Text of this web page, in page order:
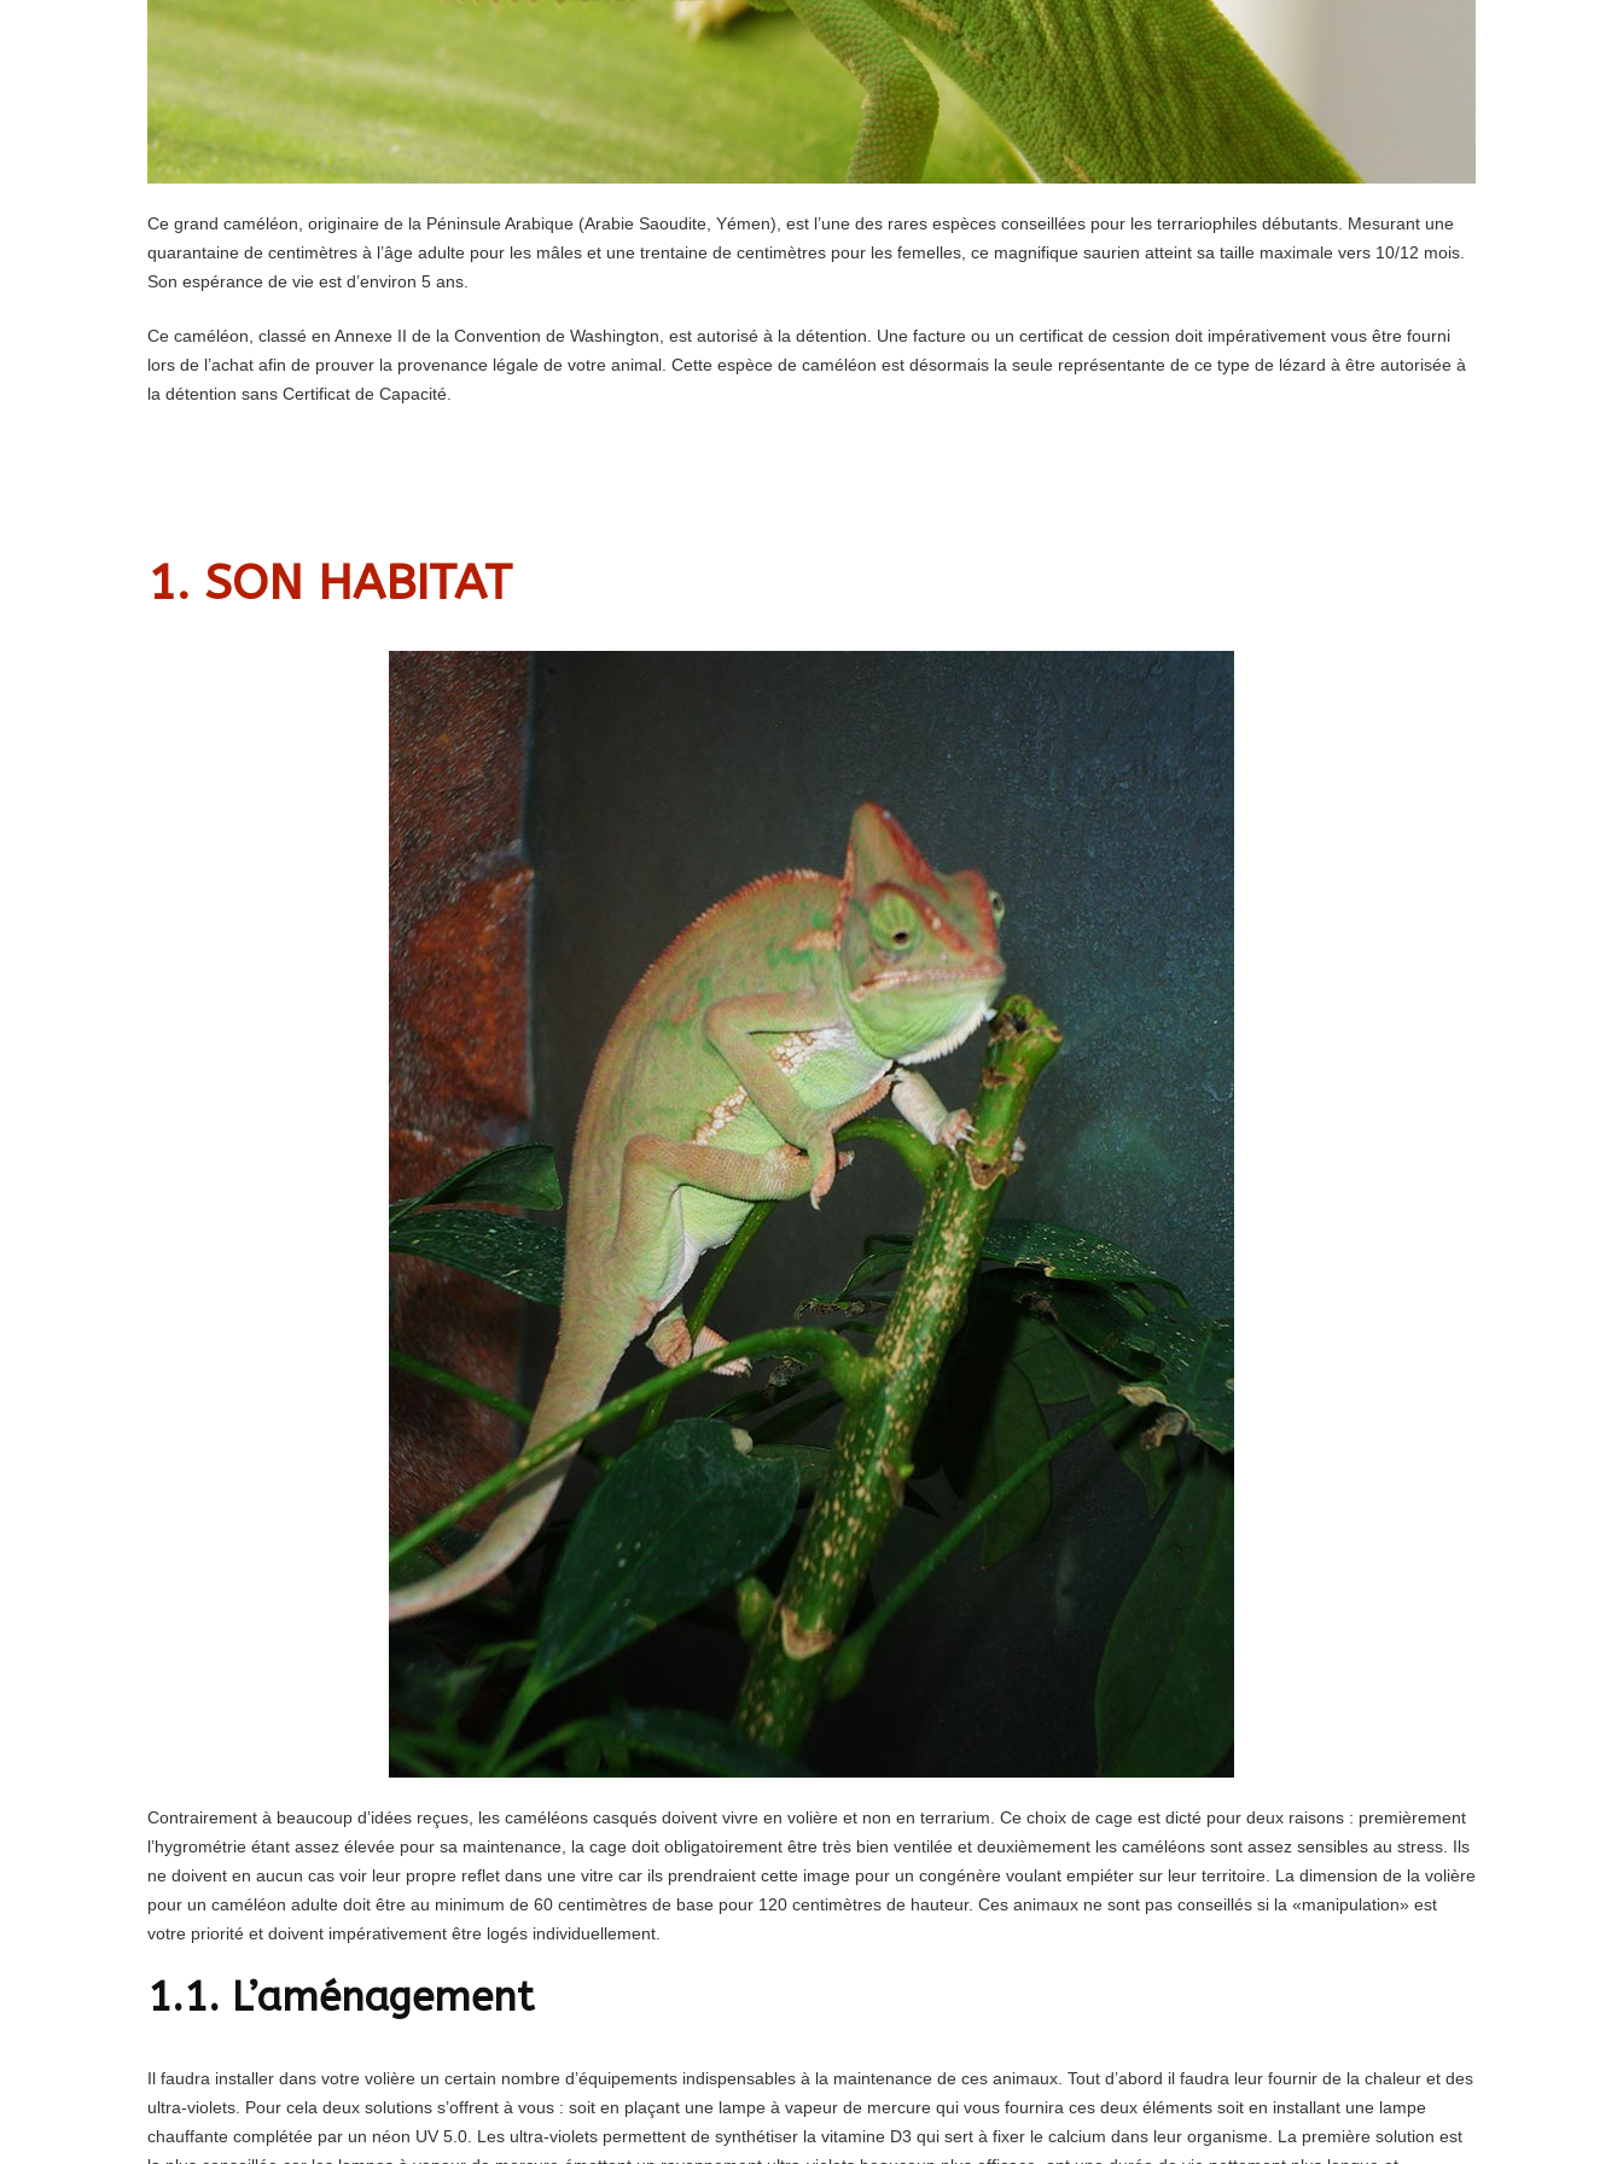
Ce grand caméléon, originaire de la Péninsule Arabique (Arabie Saoudite, Yémen), est l’une des rares espèces conseillées pour les terrariophiles débutants. Mesurant une
quarantaine de centimètres à l’âge adulte pour les mâles et une trentaine de centimètres pour les femelles, ce magnifique saurien atteint sa taille maximale vers 10/12 mois.
Son espérance de vie est d’environ 5 ans.
Ce caméléon, classé en Annexe II de la Convention de Washington, est autorisé à la détention. Une facture ou un certificat de cession doit impérativement vous être fourni
lors de l’achat afin de prouver la provenance légale de votre animal. Cette espèce de caméléon est désormais la seule représentante de ce type de lézard à être autorisée à
la détention sans Certificat de Capacité.
1. SON HABITAT
Contrairement à beaucoup d’idées reçues, les caméléons casqués doivent vivre en volière et non en terrarium. Ce choix de cage est dicté pour deux raisons : premièrement
l’hygrométrie étant assez élevée pour sa maintenance, la cage doit obligatoirement être très bien ventilée et deuxièmement les caméléons sont assez sensibles au stress. Ils
ne doivent en aucun cas voir leur propre reflet dans une vitre car ils prendraient cette image pour un congénère voulant empiéter sur leur territoire. La dimension de la volière
pour un caméléon adulte doit être au minimum de 60 centimètres de base pour 120 centimètres de hauteur. Ces animaux ne sont pas conseillés si la «manipulation» est
votre priorité et doivent impérativement être logés individuellement.
1.1. L’aménagement
Il faudra installer dans votre volière un certain nombre d’équipements indispensables à la maintenance de ces animaux. Tout d’abord il faudra leur fournir de la chaleur et des
ultra-violets. Pour cela deux solutions s’offrent à vous : soit en plaçant une lampe à vapeur de mercure qui vous fournira ces deux éléments soit en installant une lampe
chauffante complétée par un néon UV 5.0. Les ultra-violets permettent de synthétiser la vitamine D3 qui sert à fixer le calcium dans leur organisme. La première solution est